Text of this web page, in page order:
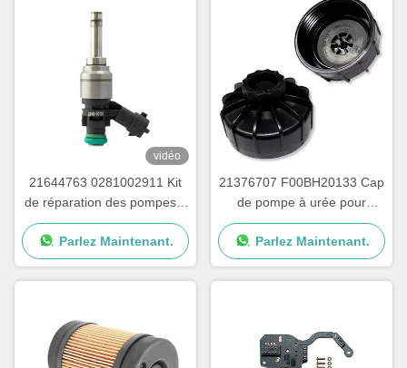
vidéo
21644763 0281002911 Kit
de réparation des pompes à
urée pour camions
Parlez Maintenant.
21376707 F00BH20133 Cap
de pompe à urée pour
pièces de pompes à adblue
Parlez Maintenant.